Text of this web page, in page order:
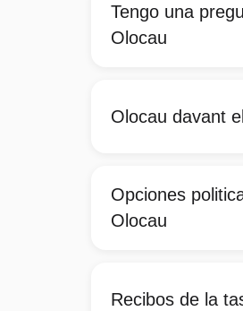
Tengo una
Olocau
Olocau davant
Opciones
Olocau
Recibos de la